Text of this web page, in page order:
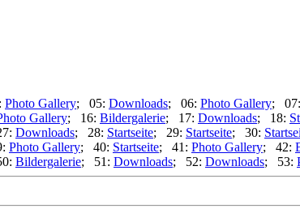
Photo Gallery; 05: Downloads; 06: Photo Gallery; 07:
Gallery; 16: Bildergalerie; 17: Downloads; 18:
Downloads; 28: Startseite; 29: Startseite; 30:
Photo Gallery; 40: Startseite; 41: Photo Gallery; 42:
Bildergalerie; 51: Downloads; 52: Downloads; 53: